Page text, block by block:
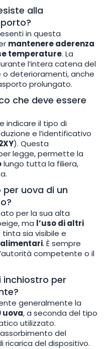
alla
in questa
mantenere aderenza
temperature. La
l’intera catena del
deterioramenti, anche
prolungato.
che deve essere
indicare il tipo di
e l’identificativo
). Questa
legge, permette la
lungo tutta la filiera,
uova di un
per la sua alta
ma l’uso di altri
sia visibile e
. È sempre
competente o il
inchiostro per
generalmente la
uova, a seconda del tipo
utilizzato.
del
ricarica del dispositivo.